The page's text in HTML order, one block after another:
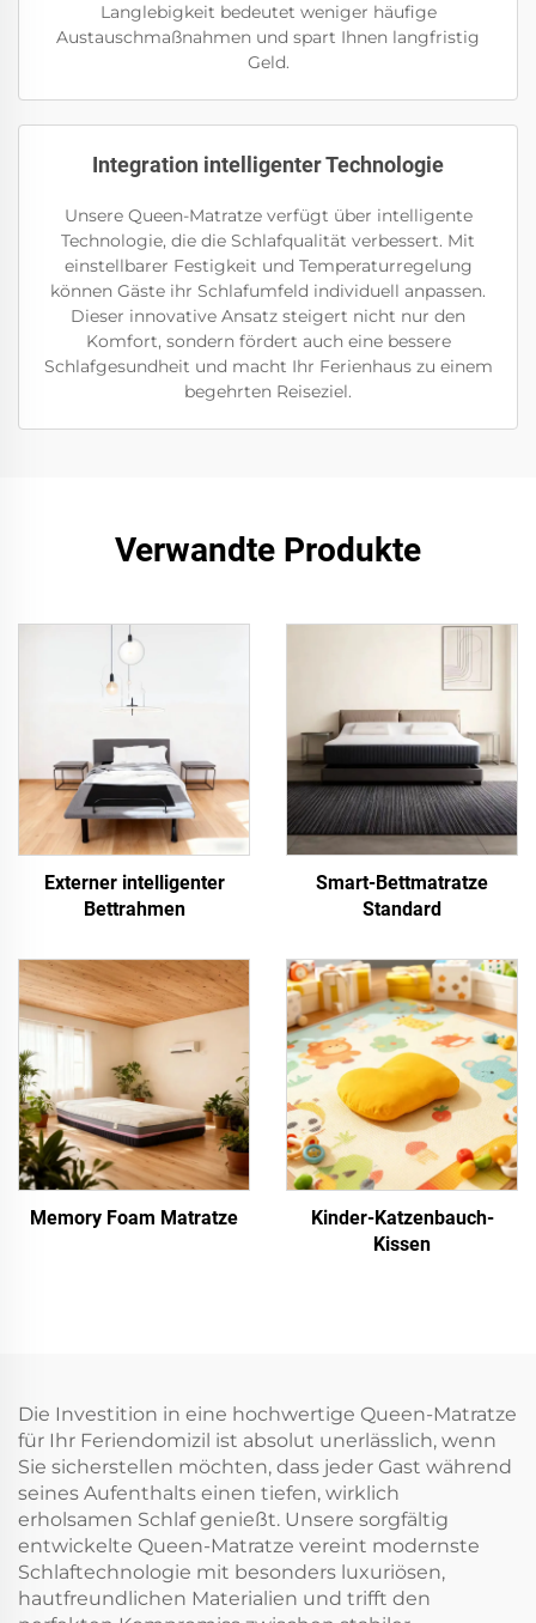
Langlebigkeit bedeutet weniger häufige
Austauschmaßnahmen und spart Ihnen langfristig
Geld.
Integration intelligenter Technologie
Unsere Queen-Matratze verfügt über intelligente
Technologie, die die Schlafqualität verbessert. Mit
einstellbarer Festigkeit und Temperaturregelung
können Gäste ihr Schlafumfeld individuell anpassen.
Dieser innovative Ansatz steigert nicht nur den
Komfort, sondern fördert auch eine bessere
Schlafgesundheit und macht Ihr Ferienhaus zu einem
begehrten Reiseziel.
Verwandte Produkte
Externer intelligenter
Bettrahmen
Smart-Bettmatratze
Standard
Memory Foam Matratze
Kinder-Katzenbauch-
Kissen
Die Investition in eine hochwertige Queen-Matratze
für Ihr Feriendomizil ist absolut unerlässlich, wenn
Sie sicherstellen möchten, dass jeder Gast während
seines Aufenthalts einen tiefen, wirklich
erholsamen Schlaf genießt. Unsere sorgfältig
entwickelte Queen-Matratze vereint modernste
Schlaftechnologie mit besonders luxuriösen,
hautfreundlichen Materialien und trifft den